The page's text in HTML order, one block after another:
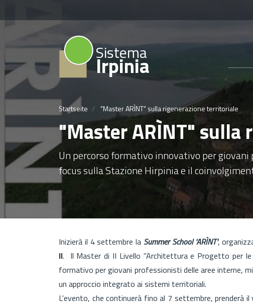
Sistema
Irpinia
Startseite "Master ARÌNT" sulla rigenerazione territoriale
"Master ARÌNT" sulla
Un percorso formativo innovativo per
focus sulla Stazione Hirpinia e il
Inizierà il 4 settembre la Summer School 'ARÌNT',
II. Il Master di II Livello "Architettura e Progetto per
formativo per giovani professionisti delle aree interne,
un approccio integrato ai sistemi territoriali.
L'evento, che continuerà fino al 7 settembre, prenderà